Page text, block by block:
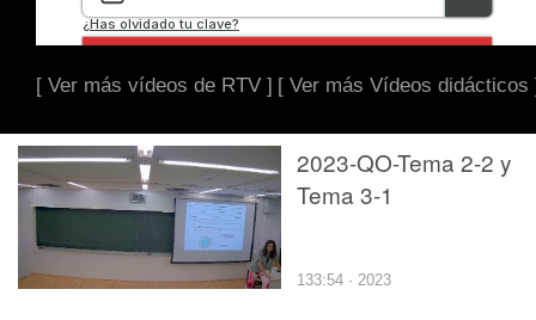
[ Ver más vídeos de RTV ] [ Ver más Vídeos didácticos
2023-QO-Tema 2-2 y
Tema 3-1
133:54 · 2023